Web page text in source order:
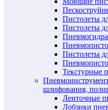
Пистолеты
Пистолеты
Пистолеты
Текстурные
шлифования,
Ленточные
Лобзики